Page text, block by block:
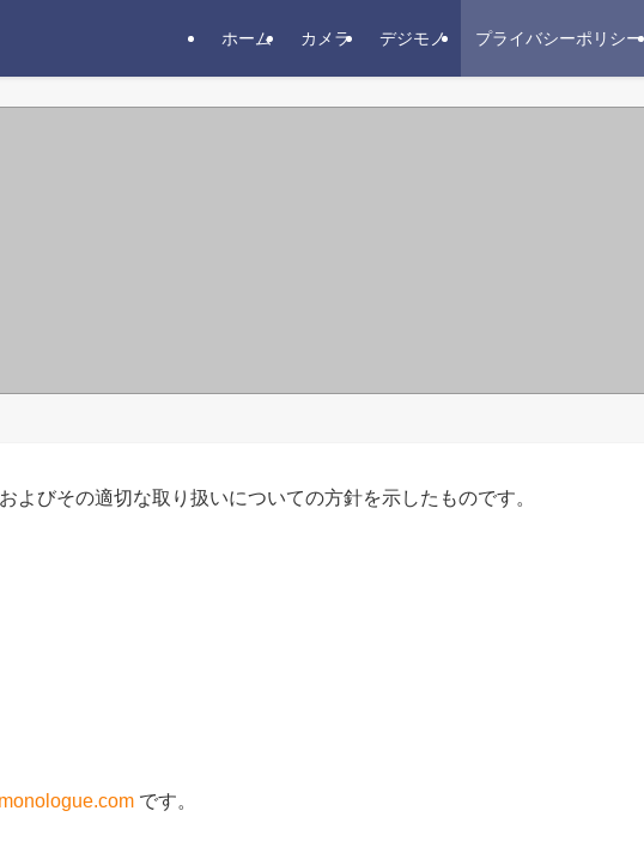
ホーム カメラ デジモノ プライバシーポリシー
よびその適切な取り扱いについての方針を示したものです。
です。